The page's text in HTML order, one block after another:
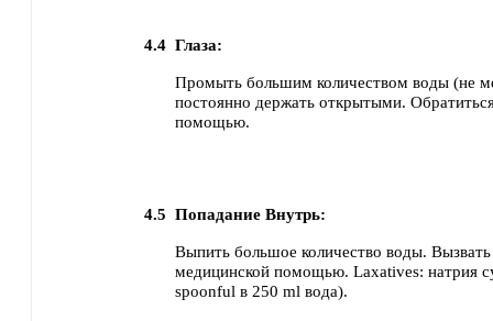
4.4 Глаза:
Промыть большим количеством воды (не
постоянно держать открытыми.
помощью.
4.5 Попадание Внутрь:
Выпить большое количество воды.
медицинской помощью. Laxatives: натрия
spoonful в 250 ml вода).